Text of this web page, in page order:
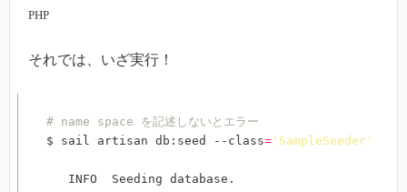
PHP
それでは、いざ実行！
# name space を記述しないとエラー
$ sail artisan db:seed --class= 'SampleSeeder'
   INFO  Seeding database.